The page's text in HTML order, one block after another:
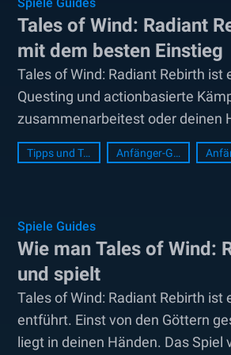
Tales of Wind: Radiant
mit dem besten Einstieg
Tales of Wind: Radiant Rebirth
Questing und actionbasierte
zusammenarbeitest oder deinen
jedoch in den Kampf ziehst, ist
Tipps und Tricks Anfänger-Guide
Spiele Guides
Wie man Tales of Wind:
und spielt
Tales of Wind: Radiant Rebirth
entführt. Einst von den Göttern
liegt in deinen Händen. Das